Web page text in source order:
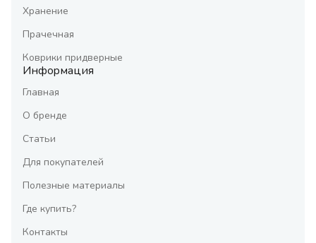
Хранение
Прачечная
Коврики придверные
Информация
Главная
О бренде
Статьи
Для покупателей
Полезные материалы
Где купить?
Контакты